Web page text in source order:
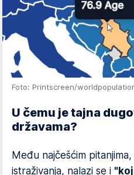
Foto: Printscreen/
U čemu je tajna
državama?
Među najčešćim
istraživanja, nalazi se i